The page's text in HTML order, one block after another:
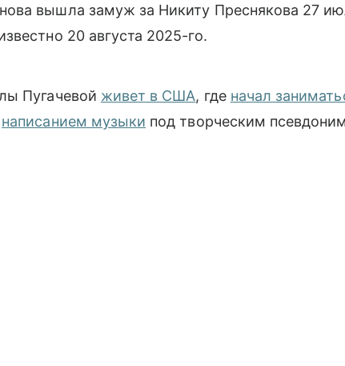
вышла замуж за Никиту Преснякова 27
20 августа 2025-го.
Пугачевой живет в США, где начал
написанием музыки под творческим